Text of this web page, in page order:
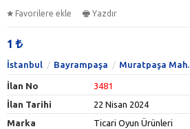
Favorilere ekle Yazdır
1
İstanbul Bayrampaşa Muratpaşa Mah.
İlan No
3481
İlan Tarihi
22 Nisan 2024
Marka
Ticari Oyun Ürünleri